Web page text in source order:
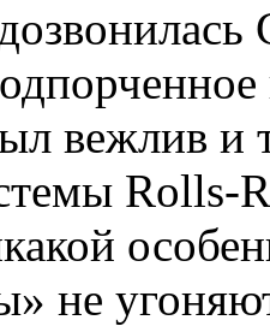
вежлив и
Rolls-
не